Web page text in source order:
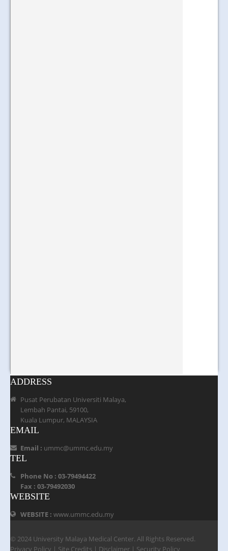
ADDRESS
Pusat Perubatan Universiti Malaya,
Lembah Pantai, 59100,
Kuala Lumpur, MALAYSIA
EMAIL
Email : ummc@ummc.edu.my
TEL
Phone No : 03-79494422
Fax : 03-79492030
WEBSITE
WEBSITE : www.ummc.edu.my
© 2024 University Malaya Medical Center. All Rights Reserved.
Privacy Policy | Site Credits | Disclaimer | Security Policy